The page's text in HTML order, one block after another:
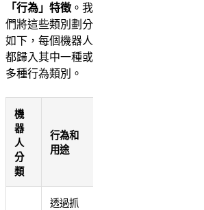
「行為」特徵。我
們將這些類別劃分
如下，每個機器人
都歸入其中一種或
多種行為類別。
機
器
人
分
類
行為和
用途
透過抓